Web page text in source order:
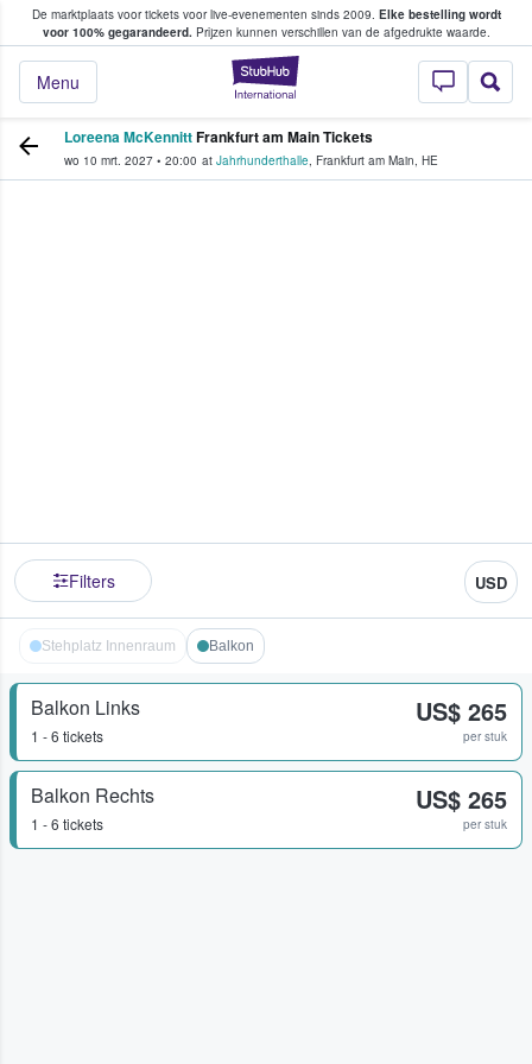
De marktplaats voor tickets voor live-evenementen sinds 2009. Elke bestelling wordt
voor 100% gegarandeerd.Prijzen kunnen verschillen van de afgedrukte waarde.
StubHub: waar
Menu
tickets kopen en verkopen
Loreena McKennittFrankfurt am Main Tickets
wo 10 mrt. 2027 • 20:00 at Jahrhunderthalle, Frankfurt am Main, HE
Filters USD
Stehplatz Innenraum Balkon
Balkon Links
1 - 6 tickets
US$ 265
per stuk
Balkon Rechts
1 - 6 tickets
US$ 265
per stuk